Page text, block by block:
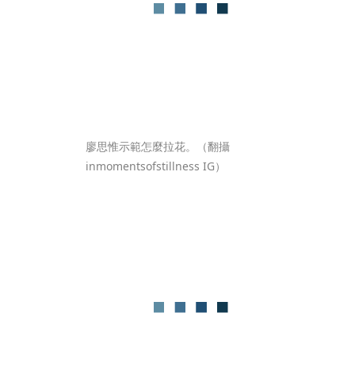
廖思惟示範怎麼拉花。（翻攝
inmomentsofstillness IG）